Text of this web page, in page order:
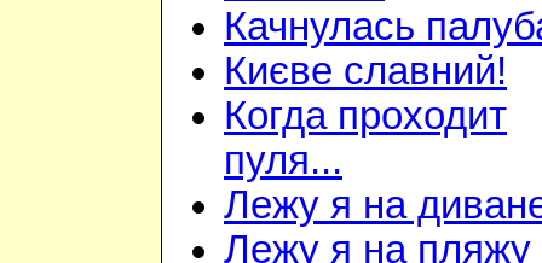
Качнулась
Києве славний!
Когда проходит
пуля...
Лежу я на
Лежу я на пляжу